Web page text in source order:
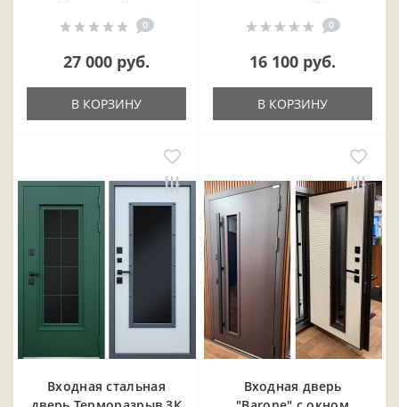
0
27 000 руб.
В КОРЗИНУ
0
16 100 руб.
В КОРЗИНУ
Входная cтальная
Входная дверь